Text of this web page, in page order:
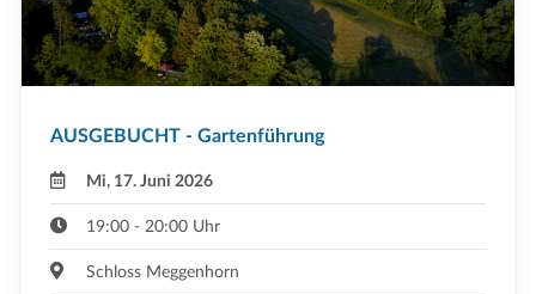
AUSGEBUCHT - Gartenführung
Mi, 17. Juni 2026
19:00 - 20:00 Uhr
Schloss Meggenhorn